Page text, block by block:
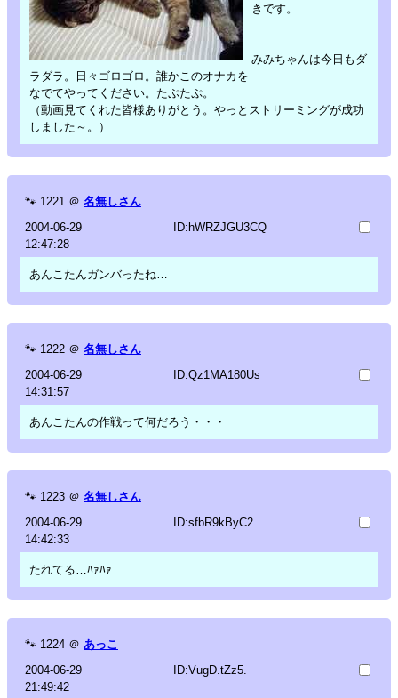
きです。
みみちゃんは今日もダ
ラダラ。日々ゴロゴロ。誰かこのオナカを
なでてやってください。たぷたぷ。
（動画見てくれた皆様ありがとう。やっとストリーミングが成功
しました～。）
🐾 1221 ＠ 名無しさん
2004-06-29
12:47:28
ID:hWRZJGU3CQ
あんこたんガンバったね…
🐾 1222 ＠ 名無しさん
2004-06-29
14:31:57
ID:Qz1MA180Us
あんこたんの作戦って何だろう・・・
🐾 1223 ＠ 名無しさん
2004-06-29
14:42:33
ID:sfbR9kByC2
たれてる…ﾊｧﾊｧ
🐾 1224 ＠ あっこ
2004-06-29
21:49:42
ID:VugD.tZz5.